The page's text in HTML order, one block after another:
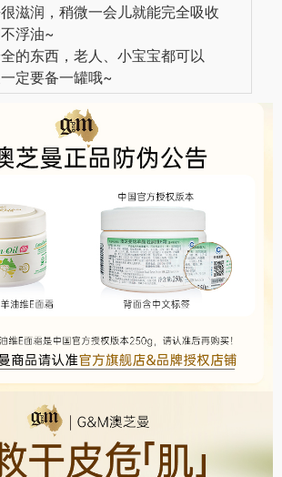
滋润，稍微一会儿就能完全吸收
浮油~
的东西，老人、小宝宝都可以
定要备一罐哦~